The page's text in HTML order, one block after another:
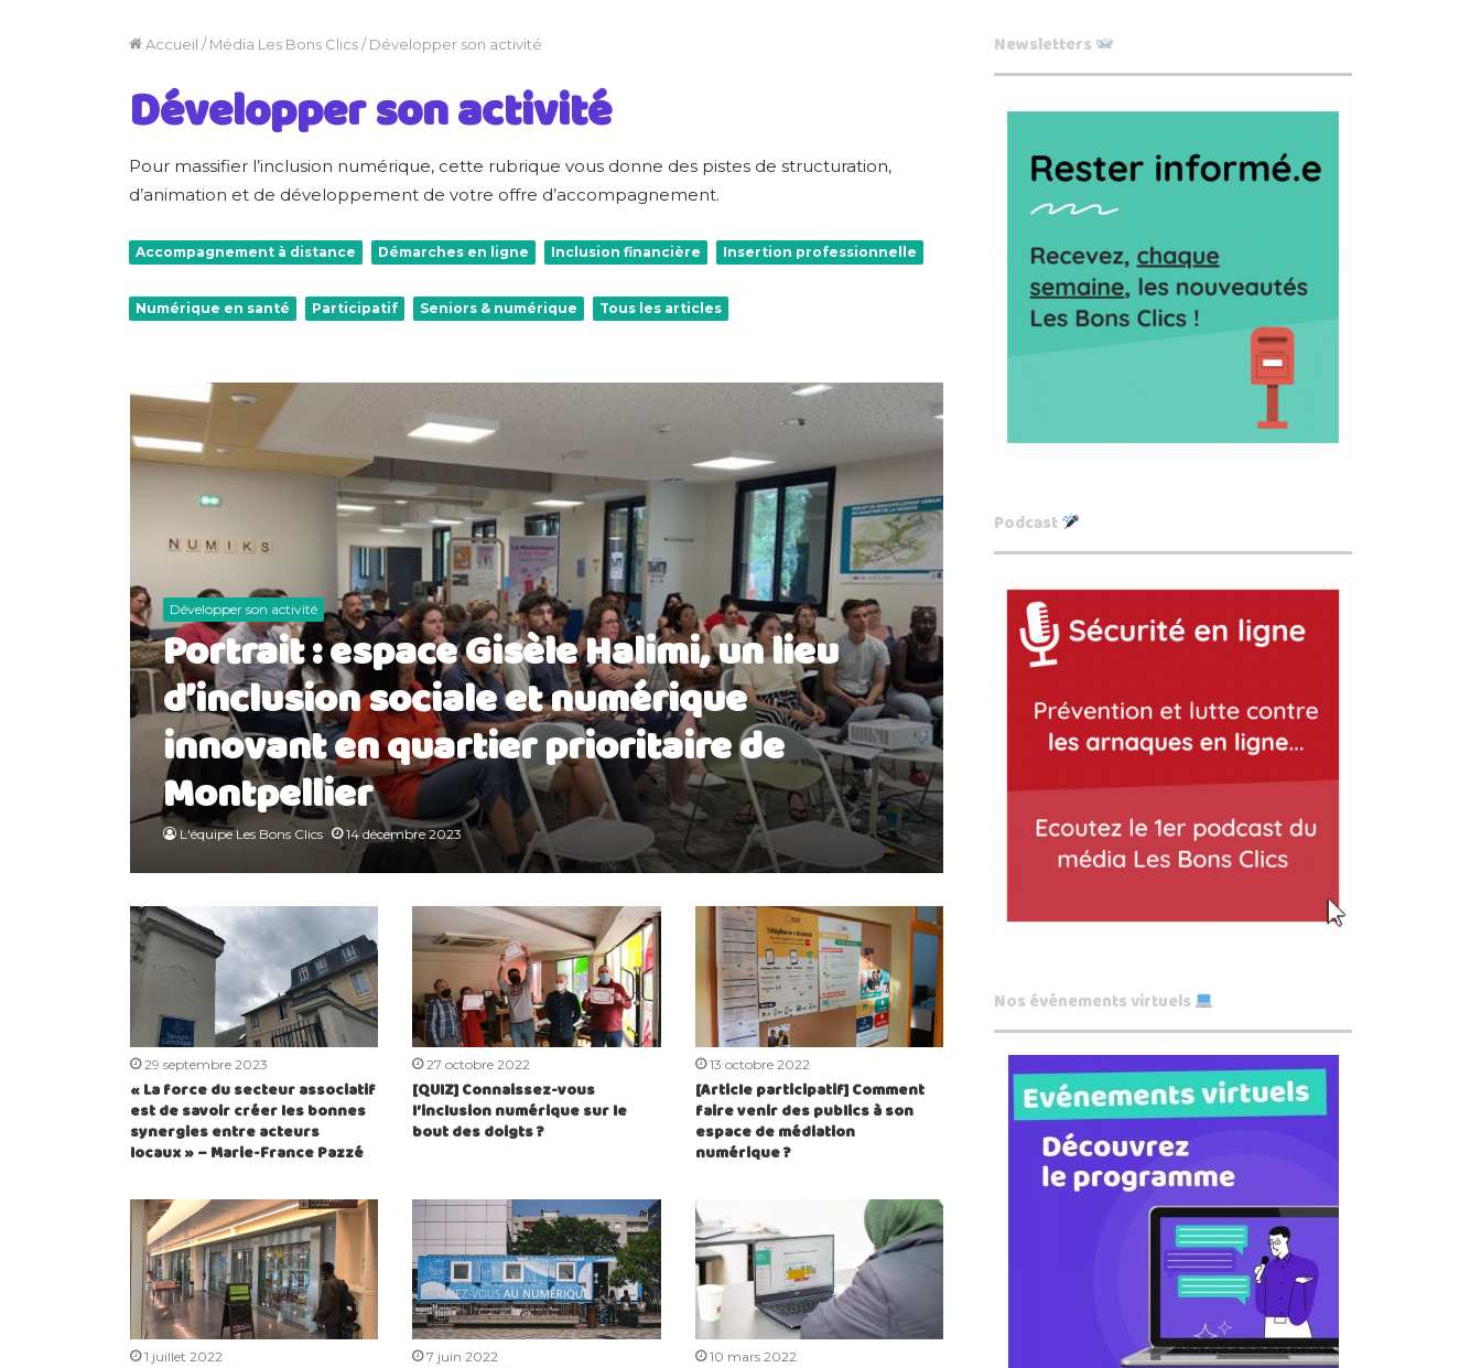
Accueil / Média Les Bons Clics/ Développer son activité
Développer son activité
Pour massifier l’inclusion numérique, cette rubrique vous donne des pistes de structuration,
d’animation et de développement de votre offre d’accompagnement.
Accompagnement à distance Démarches en ligne Inclusion financière Insertion professionnelle
Numérique en santé Participatif Seniors & numérique Tous les articles
Développer son activité
Portrait : espace Gisèle Halimi, un lieu
d’inclusion sociale et numérique
innovant en quartier prioritaire de
Montpellier
L'équipe Les Bons Clics 14 décembre 2023
29 septembre 2023
« La force du secteur associatif
est de savoir créer les bonnes
synergies entre acteurs
locaux » – Marie-France Pazzé
27 octobre 2022
[QUIZ] Connaissez-vous
l’inclusion numérique sur le
bout des doigts ?
13 octobre 2022
[Article participatif] Comment
faire venir des publics à son
espace de médiation
numérique ?
1 juillet 2022 7 juin 2022 10 mars 2022
Newsletters
Podcast
Nos événements virtuels